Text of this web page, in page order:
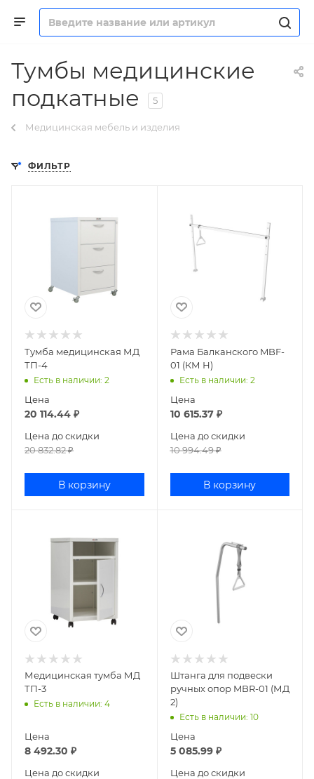
Тумбы медицинские
подкатные
5
Медицинская мебель и изделия
ФИЛЬТР
Тумба медицинская МД
ТП-4
Есть в наличии: 2
Цена
20 114.44 ₽
Цена до скидки
20 832.82₽
В корзину
Рама Балканского MBF-
01 (КМ Н)
Есть в наличии: 2
Цена
10 615.37₽
Цена до скидки
10 994.49₽
В корзину
Медицинская тумба МД
ТП-3
Есть в наличии: 4
Цена
8 492.30 ₽
Цена до скидки
Штанга для подвески
ручных опор MBR-01 (МД
2)
Есть в наличии: 10
Цена
5 085.99₽
Цена до скидки